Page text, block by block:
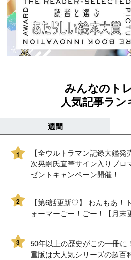
みんなのト
人気記事ラン
週間
1
【全ウルトラマン記録大鑑発
次晃嗣氏直筆サイン入りブロ
ゼントキャンペーン開催！
2
【第6話更新♡】 わんもあ！
ォーマーごー！ごー！【月末
3
50年以上の歴史がこの一冊
重版は大人気シリーズの超百